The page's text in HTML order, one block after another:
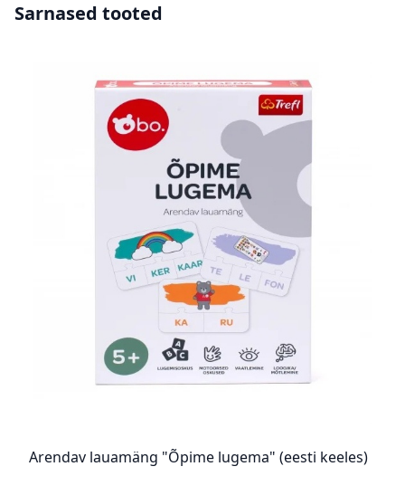
Sarnased tooted
Arendav lauamäng "Õpime lugema" (eesti keeles)